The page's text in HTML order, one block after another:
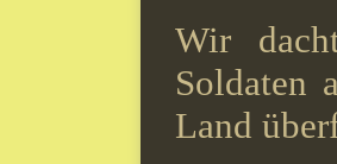
Wir
Soldaten
Land